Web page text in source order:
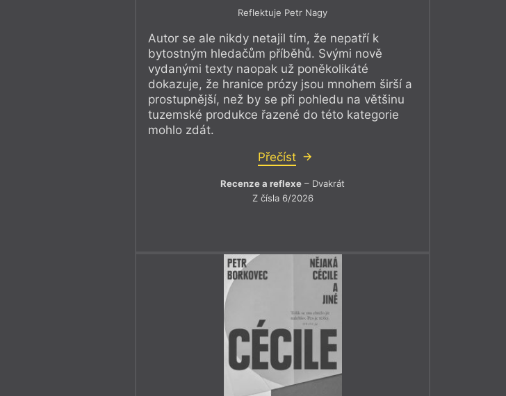
Reflektuje Petr Nagy
Autor se ale nikdy netajil tím, že nepatří k
bytostným hledačům příběhů. Svými nově
vydanými texty naopak už poněkolikáté
dokazuje, že hranice prózy jsou mnohem širší a
prostupnější, než by se při pohledu na většinu
tuzemské produkce řazené do této kategorie
mohlo zdát.
Přečíst
Recenze a reflexe – Dvakrát
Z čísla 6/2026